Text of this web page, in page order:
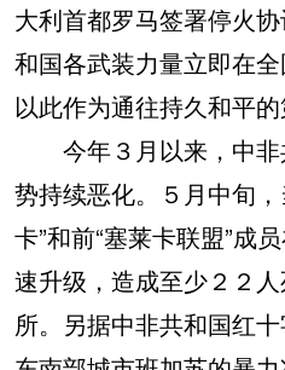
大利首都罗马签署停火
和国各武装力量立即在
以此作为通往持久和平的
今年３月以来，中非
势持续恶化。５月中旬
卡”和前“塞莱卡联盟”成
速升级，造成至少２２
所。另据中非共和国红